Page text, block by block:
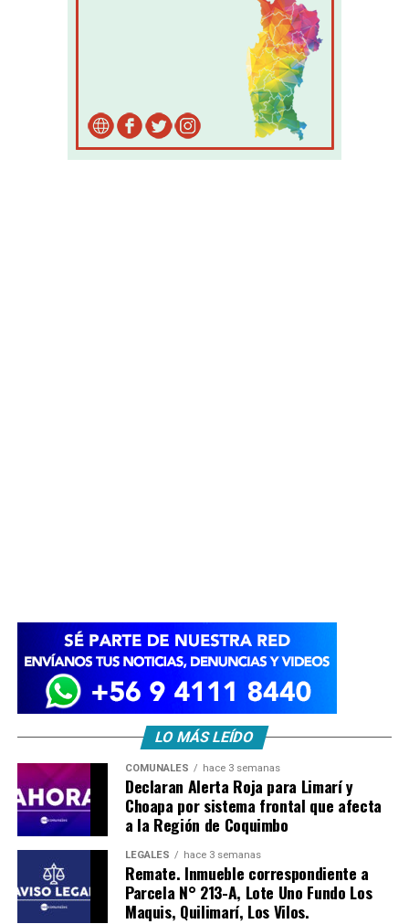
LO MÁS LEÍDO
COMUNALES hace 3 semanas
Declaran Alerta Roja para Limarí y
Choapa por sistema frontal que afecta
a la Región de Coquimbo
LEGALES hace 3 semanas
Remate. Inmueble correspondiente a
Parcela N° 213-A, Lote Uno Fundo Los
Maquis, Quilimarí, Los Vilos.